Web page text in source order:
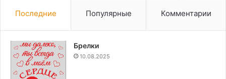
Последние Популярные Комментарии
Брелки
10.08.2025